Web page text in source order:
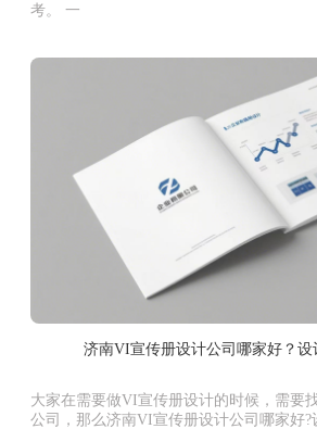
考。 一
济南VI宣传册设计公司哪家好？设
大家在需要做VI宣传册设计的时候，需要
公司，那么济南VI宣传册设计公司哪家好?